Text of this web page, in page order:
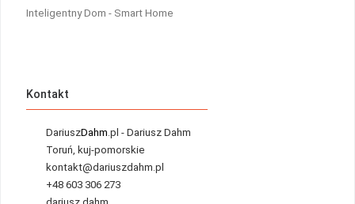
Inteligentny Dom - Smart Home
Kontakt
DariuszDahm .pl - Dariusz Dahm
Toruń, kuj-pomorskie
kontakt@dariuszdahm.pl
+48 603 306 273